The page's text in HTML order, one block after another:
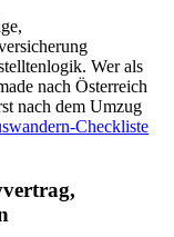
Wer als
nach Österreich
nach dem Umzug
Checkliste